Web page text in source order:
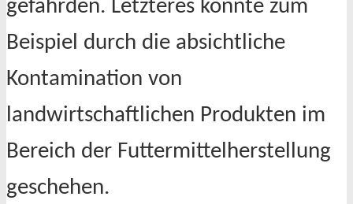
gefährden. Letzteres könnte zum
Beispiel durch die absichtliche
Kontamination von
landwirtschaftlichen Produkten im
Bereich der Futtermittelherstellung
geschehen.